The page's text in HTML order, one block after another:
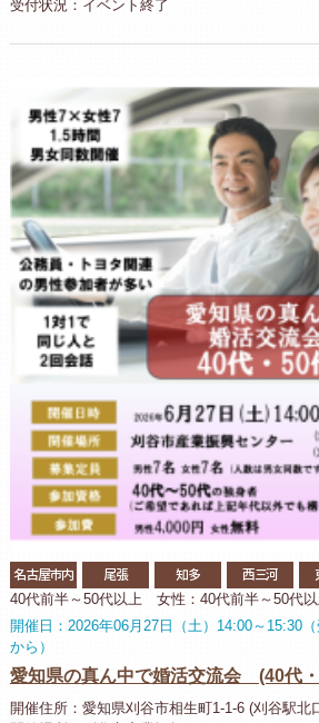
受付状況：イベント終了
名古屋市内 尾張 知多 西三河
40代前半～50代以上 女性：40代前半～50代
開催日：2026年06月27日（土）14:00～15:30
から）
愛知県の真ん中で婚活交流会 (40代
開催住所：愛知県刈谷市相生町1-1-6 (刈谷駅北